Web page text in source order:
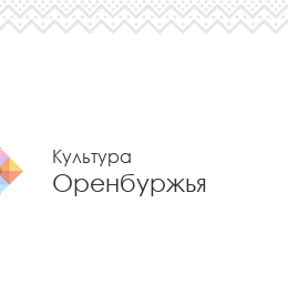
Культура
Оренбуржья